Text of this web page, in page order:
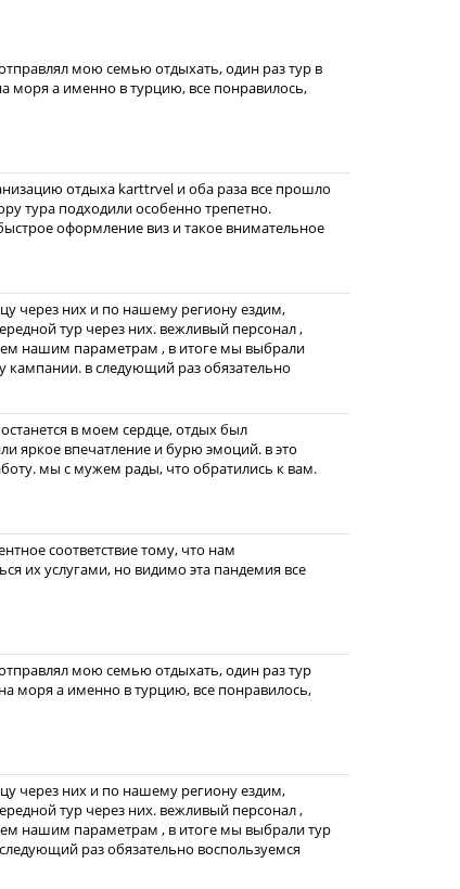
мою семью отдыхать, один раз тур в
моря а именно в турцию, все понравилось,
отдыха karttrvel и оба раза все прошло
тура подходили особенно трепетно.
оформление виз и такое внимательное
через них и по нашему региону ездим,
тур через них. вежливый персонал ,
нашим параметрам , в итоге мы выбрали
кампании. в следующий раз обязательно
в моем сердце, отдых был
яркое впечатление и бурю эмоций. в это
мы с мужем рады, что обратились к вам.
соответствие тому, что нам
их услугами, но видимо эта пандемия все
мою семью отдыхать, один раз тур
моря а именно в турцию, все понравилось,
через них и по нашему региону ездим,
тур через них. вежливый персонал ,
нашим параметрам , в итоге мы выбрали тур
раз обязательно воспользуемся